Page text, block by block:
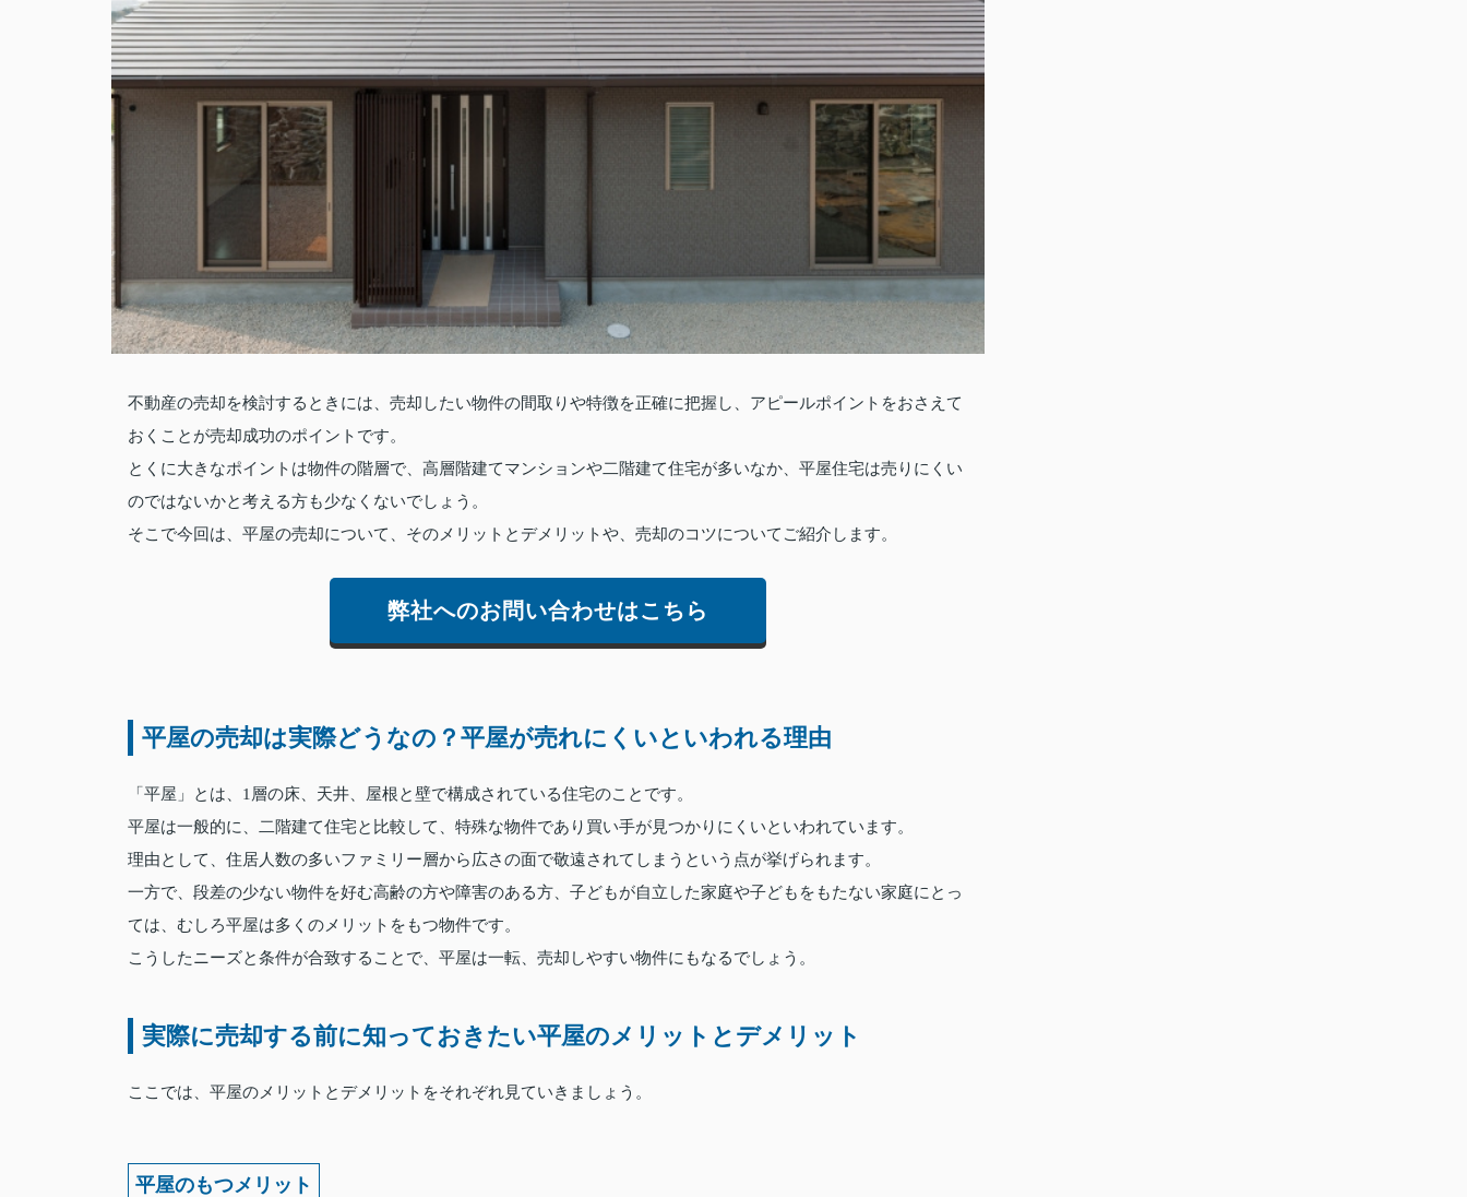
不動産の売却を検討するときには、売却したい物件の間取りや特徴を正確に把握し、アピールポイントをおさえて
おくことが売却成功のポイントです。
とくに大きなポイントは物件の階層で、高層階建てマンションや二階建て住宅が多いなか、平屋住宅は売りにくい
のではないかと考える方も少なくないでしょう。
そこで今回は、平屋の売却について、そのメリットとデメリットや、売却のコツについてご紹介します。
弊社へのお問い合わせはこちら
平屋の売却は実際どうなの？平屋が売れにくいといわれる理由
「平屋」とは、1層の床、天井、屋根と壁で構成されている住宅のことです。
平屋は一般的に、二階建て住宅と比較して、特殊な物件であり買い手が見つかりにくいといわれています。
理由として、住居人数の多いファミリー層から広さの面で敬遠されてしまうという点が挙げられます。
一方で、段差の少ない物件を好む高齢の方や障害のある方、子どもが自立した家庭や子どもをもたない家庭にとっ
ては、むしろ平屋は多くのメリットをもつ物件です。
こうしたニーズと条件が合致することで、平屋は一転、売却しやすい物件にもなるでしょう。
実際に売却する前に知っておきたい平屋のメリットとデメリット
ここでは、平屋のメリットとデメリットをそれぞれ見ていきましょう。
平屋のもつメリット